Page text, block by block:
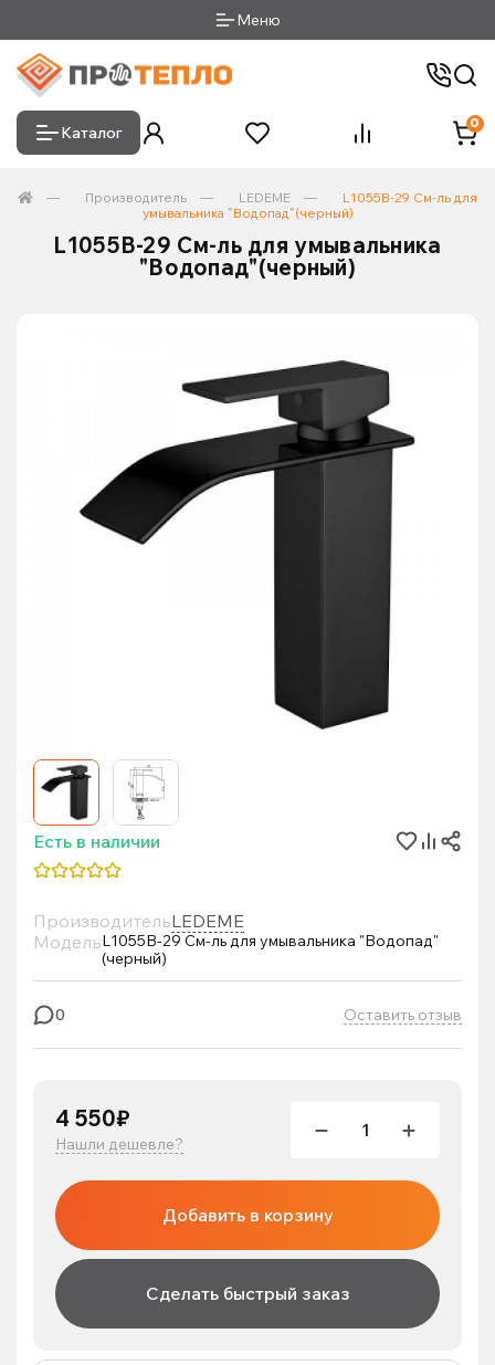
Меню
Каталог
0
Производитель LEDEME
L1055B-29 См-ль для
умывальника "Водопад"(черный)
L1055B-29 См-ль для умывальника
"Водопад"(черный)
Есть в наличии
ПроизводительLEDEME
МодельL1055B-29 См-ль для умывальника "Водопад"
(черный)
0 Оставить отзыв
4 550₽
Нашли дешевле?
Добавить в корзину
Сделать быстрый заказ